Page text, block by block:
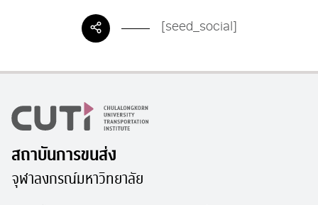
[seed_social]
สถาบันการขนส่ง
จุฬาลงกรณ์มหาวิทยาลัย